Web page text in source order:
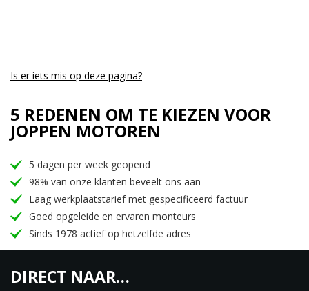
5.5inch TFT gekleurd scherm
MV Ride App conectie
MV Agusta, het motormerk wat bekend staat om
hun perfecte styling, rij eigenschappen en het race
DNA.
Joppen Motoren, DE MV Agusta dealer van
Nederland sinds 2014!
Onze showroom is altijd goed gevuld met nieuwe
De werkplaats en de monteurs zijn natuurlijk altijd
Is er iets mis op deze pagina?
5 REDENEN OM TE KIEZEN VOOR
JOPPEN MOTOREN
5 dagen per week geopend
98% van onze klanten beveelt ons aan
Laag werkplaatstarief met gespecificeerd factuur
Goed opgeleide en ervaren monteurs
Sinds 1978 actief op hetzelfde adres
DIRECT NAAR…